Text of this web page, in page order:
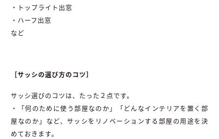
・トップライト出窓
・ハーフ出窓
など
［サッシの選び方のコツ］
サッシ選びのコツは、たった２点です。
・「何のために使う部屋なのか」「どんなインテリアを置く部
屋なのか」など、サッシをリノベーションする部屋の用途を決
めておきます。